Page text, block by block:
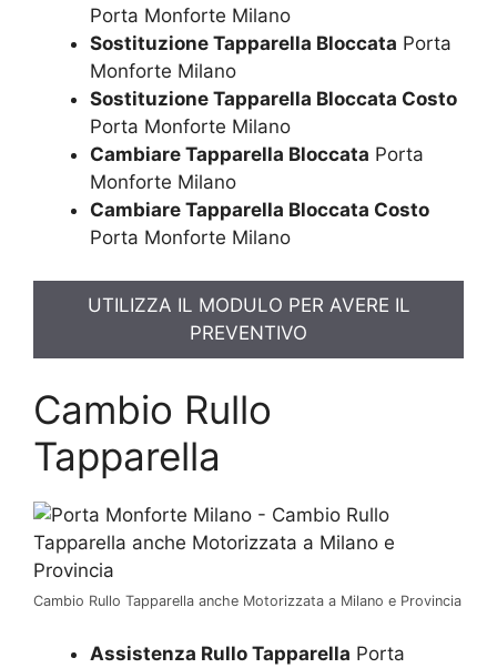
Porta Monforte Milano
Sostituzione Tapparella Bloccata Porta
Monforte Milano
Sostituzione Tapparella Bloccata Costo
Porta Monforte Milano
Cambiare Tapparella Bloccata Porta
Monforte Milano
Cambiare Tapparella Bloccata Costo
Porta Monforte Milano
UTILIZZA IL MODULO PER AVERE IL
PREVENTIVO
Cambio Rullo
Tapparella
Cambio Rullo Tapparella anche Motorizzata a Milano e Provincia
Assistenza Rullo Tapparella Porta